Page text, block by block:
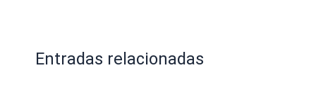
Entradas relacionadas